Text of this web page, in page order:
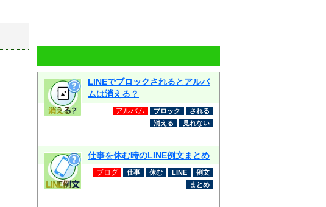
LINEでブロックされるとアルバ
ムは消える？
アルバム ブロック
される
消える
見れない
仕事を休む時のLINE例文まとめ
ブログ 仕事 休む LINE
例文
まとめ